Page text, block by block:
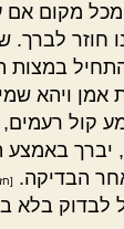
מקום אם
חוזר
במצות
אמן ויהא
קול
יברך באמצע
הבדיקה.
לבדוק בלא